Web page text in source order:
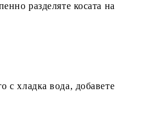
разделяте косата на
с хладка вода, добавете